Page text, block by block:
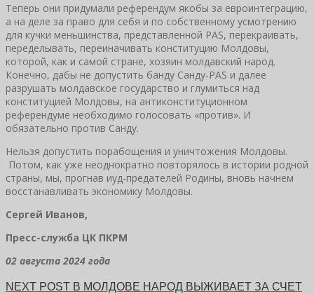
Теперь они придумали референдум якобы за евроинтеграцию,
а на деле за право для себя и по собственному усмотрению
для кучки меньшинства, представленной PAS, перекраивать,
переделывать, переиначивать конституцию Молдовы,
которой, как и самой стране, хозяин молдавский народ.
Конечно, дабы не допустить банду Санду-PAS и далее
разрушать молдавское государство и глумиться над
конституцией Молдовы, на антиконституционном
референдуме необходимо голосовать «против». И
обязательно против Санду.
Нельзя допустить порабощения и уничтожения Молдовы.
Потом, как уже неоднократно повторялось в истории родной
страны, мы, прогнав иуд-предателей Родины, вновь начнем
восстанавливать экономику Молдовы.
Сергей Иванов,
Пресс-служба ЦК ПКРМ
02 августа 2024 года
NEXT POST В МОЛДОВЕ НАРОД ВЫЖИВАЕТ ЗА СЧЕТ